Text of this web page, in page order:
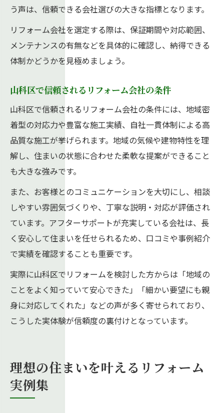
う声は、信頼できる会社選びの大きな指標となります。
リフォーム会社を選定する際は、保証期間や対応範囲、
メンテナンスの有無などを具体的に確認し、納得できる
体制かどうかを見極めましょう。
山科区で信頼されるリフォーム会社の条件
山科区で信頼されるリフォーム会社の条件には、地域密
着型の対応力や豊富な施工実績、自社一貫体制による高
品質な施工が挙げられます。地域の気候や建物特性を理
解し、住まいの状態に合わせた柔軟な提案ができること
も大きな強みです。
また、お客様とのコミュニケーションを大切にし、相談
しやすい雰囲気づくりや、丁寧な説明・対応が評価され
ています。アフターサポートが充実している会社は、長
く安心して住まいを任せられるため、口コミや事例紹介
で実績を確認することも重要です。
実際に山科区でリフォームを検討した方からは「地域の
ことをよく知っていて安心できた」「細かい要望にも親
身に対応してくれた」などの声が多く寄せられており、
こうした実体験が信頼度の裏付けとなっています。
理想の住まいを叶えるリフォーム
実例集